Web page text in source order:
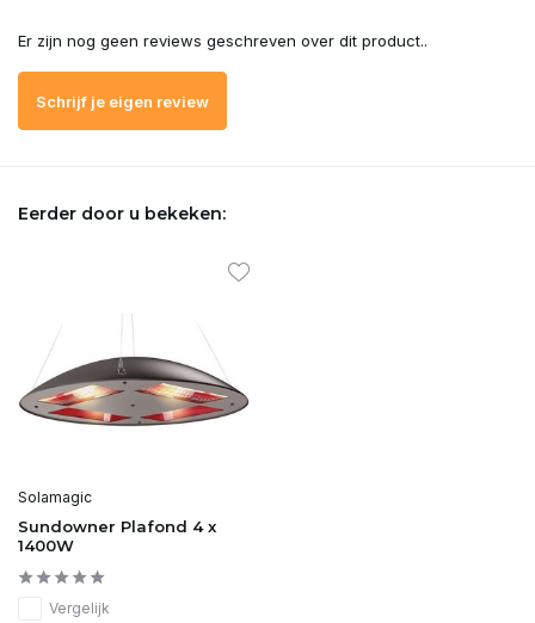
Er zijn nog geen reviews geschreven over dit product..
Schrijf je eigen review
Eerder door u bekeken:
Solamagic
Sundowner Plafond 4 x
1400W
Vergelijk